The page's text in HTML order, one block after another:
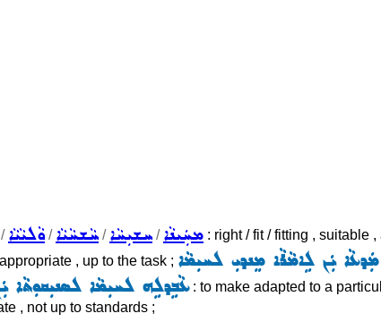
/ܘܵܠܝܵܝܵܐ/ܚܵܫܚܵܝܵܐ /ܚܫܝܼܚܵܐ /ܡܚܲܝܢܵܐ : right / fit / fitting , suitable
, up to the task ; ܝܲܢ ܠܹܐܡܵܪܵܐ ܡܸܢܕܝܼ ܠܚܝܼܡܵܐ
ܥܵܒܹܕܠܹܗ ܠܚܝܼܡܵܐ ܠܣܢܝܼܩܘܼܬܵܐ: to make adapted to a
, not up to standards ;